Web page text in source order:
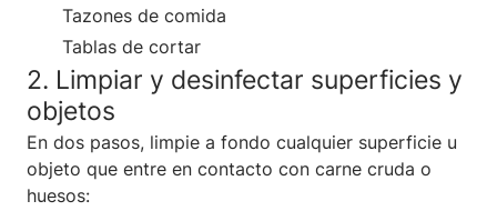
Tazones de comida
Tablas de cortar
2. Limpiar y desinfectar superficies y
objetos
En dos pasos, limpie a fondo cualquier superficie u
objeto que entre en contacto con carne cruda o
huesos: